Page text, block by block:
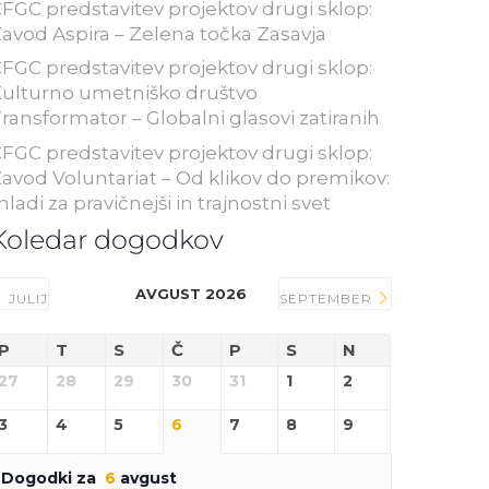
predstavitev projektov drugi sklop:
Aspira – Zelena točka Zasavja
predstavitev projektov drugi sklop:
umetniško društvo
– Globalni glasovi zatiranih
predstavitev projektov drugi sklop:
Voluntariat – Od klikov do premikov:
za pravičnejši in trajnostni svet
dogodkov
JULIJ AVGUST 2026 SEPTEMBER
P T S Č P S N
27 28 29 30 31 1 2
4 5 6 7 8 9
Dogodki za 6 avgust